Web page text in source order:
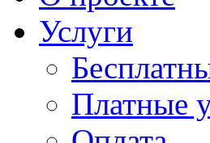
Услуги
Платные